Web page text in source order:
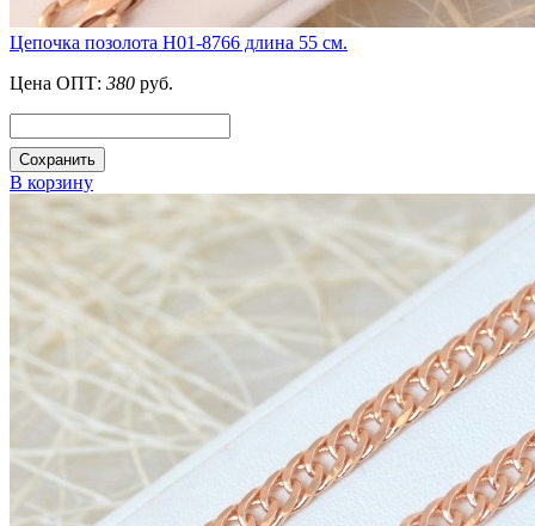
Цепочка позолота Н01-8766 длина 55 см.
Цена ОПТ: 380 руб.
Сохранить
В корзину